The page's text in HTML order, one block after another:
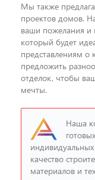
Мы также
проектов домов.
ваши пожелания и
который будет
представлениям
предложить
отделок, чтобы
мечты.
Наша
качество
материалов и